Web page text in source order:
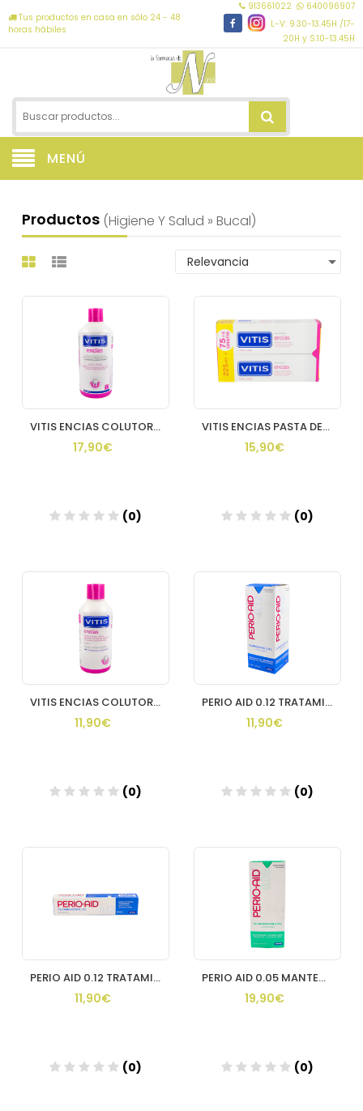
Tus productos en casa en sólo 24 - 48
horas hábiles
913661022
640096907
L-V: 9.30-13.45H /17-
20H y S:10-13.45H
MENÚ
Productos (higiene Y Salud » Bucal)
VITIS ENCIAS COLUTORIO BUCAL 1 ENVASE 1000 ML
17,90€
(0)
VITIS ENCIAS PASTA DENTIFRICA + COLUTORIO 2 ENVASES 150 ML +
15,90€
(0)
VITIS ENCIAS COLUTORIO BUCAL 1 ENVASE 500 ML
11,90€
(0)
PERIO AID 0.12 TRATAMIENTO COLUTORIO 1 ENVASE 500 ML
11,90€
(0)
PERIO AID 0.12 TRATAMIENTO GEL DENTIFRICO TOPICO 1 ENVASE 75
11,90€
(0)
PERIO AID 0.05 MANTENIMIENTO Y CONTROL 1 ENVASE 1000 ML
19,90€
(0)